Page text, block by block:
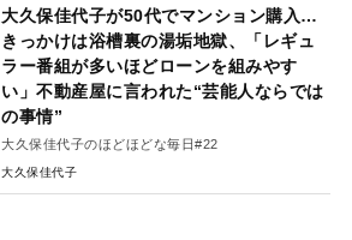
大久保佳代子が50代でマンション購入…
きっかけは浴槽裏の湯垢地獄、「レギュ
ラー番組が多いほどローンを組みやす
い」不動産屋に言われた“芸能人ならでは
の事情”
大久保佳代子のほどほどな毎日#22
大久保佳代子